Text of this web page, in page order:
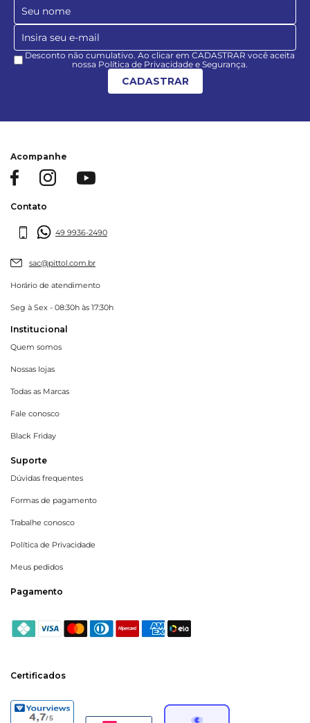
Desconto não cumulativo. Ao clicar em CADASTRAR você aceita
nossa Política de Privacidade e Segurança.
CADASTRAR
Acompanhe
Contato
49 9936-2490
sac@pittol.com.br
Horário de atendimento
Seg à Sex - 08:30h às 17:30h
Institucional
Quem somos
Nossas lojas
Todas as Marcas
Fale conosco
Black Friday
Suporte
Dúvidas frequentes
Formas de pagamento
Trabalhe conosco
Política de Privacidade
Meus pedidos
Pagamento
Certificados